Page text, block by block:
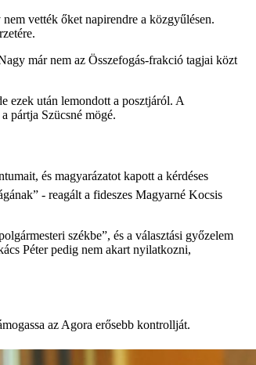
vették őket napirendre a közgyűlésen.
már nem az Összefogás-frakció tagjai közt
ezek után lemondott a posztjáról. A
pártja Szücsné mögé.
és magyarázatot kapott a kérdéses
- reagált a fideszes Magyarné Kocsis
székbe”, és a választási győzelem
Péter pedig nem akart nyilatkozni,
az Agora erősebb kontrollját.